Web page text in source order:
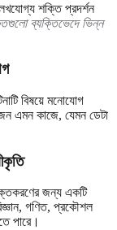
শক্তি প্রদর্শন
ব্যক্তিভেদে ভিন্ন
বিষয়ে মনোযোগ
এমন কাজে, যেমন ডেটা
জন্য একটি
গণিত, প্রকৌশল
পারে।